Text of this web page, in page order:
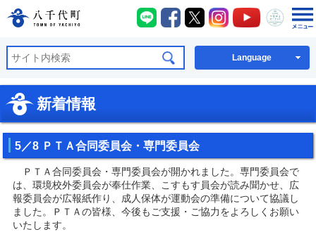
八千代町公式ホームページ
八千代町LINE
八千代町Facebook
八千代町X八千代町Instagram
八千代町
八千
Language
新着情報
5／8 ＰＴＡ合同委員会・専門委員会
ＰＴＡ合同委員会・専門委員会が開かれました。専門委員会で
は、環境校外委員会が奉仕作業、こすもす員会が読み聞かせ、広
報委員会が広報紙作り、成人保体が運動会の準備について協議し
ました。ＰＴＡの皆様、今後もご支援・ご協力をよろしくお願い
いたします。